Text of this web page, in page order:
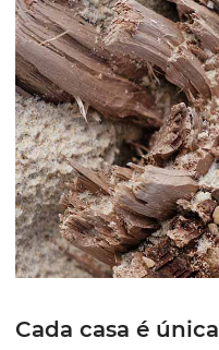
Cada casa é única